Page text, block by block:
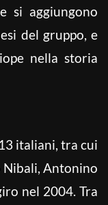
si aggiungono
del gruppo, e
nella storia
italiani, tra cui
Antonino
nel 2004. Tra